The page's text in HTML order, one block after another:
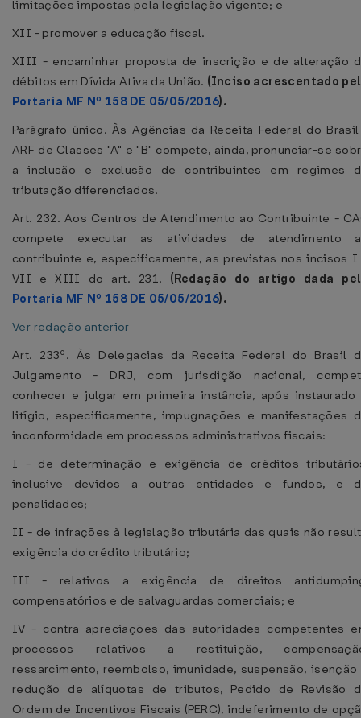
limitações impostas pela legislação vigente; e
XII - promover a educação fiscal.
XIII - encaminhar proposta de inscrição e de alteração
débitos em Dívida Ativa da União. (Inciso acrescentado
Portaria MF Nº 158 DE 05/05/2016).
Parágrafo único. Às Agências da Receita Federal do
ARF de Classes "A" e "B" compete, ainda, pronunciar-se
a inclusão e exclusão de contribuintes em regimes
tributação diferenciados.
Art. 232. Aos Centros de Atendimento ao Contribuinte -
compete executar as atividades de atendimento
contribuinte e, especificamente, as previstas nos incisos I
VII e XIII do art. 231. (Redação do artigo dada
Portaria MF Nº 158 DE 05/05/2016).
Ver redação anterior
Art. 233º. Às Delegacias da Receita Federal do Brasil
Julgamento - DRJ, com jurisdição nacional,
conhecer e julgar em primeira instância, após instaurado
litígio, especificamente, impugnações e manifestações
inconformidade em processos administrativos fiscais:
I - de determinação e exigência de créditos
inclusive devidos a outras entidades e fundos, e
penalidades;
II - de infrações à legislação tributária das quais não
exigência do crédito tributário;
III - relativos a exigência de direitos
compensatórios e de salvaguardas comerciais; e
IV - contra apreciações das autoridades competentes
processos relativos a restituição,
ressarcimento, reembolso, imunidade, suspensão, isenção
redução de alíquotas de tributos, Pedido de Revisão
Ordem de Incentivos Fiscais (PERC), indeferimento de